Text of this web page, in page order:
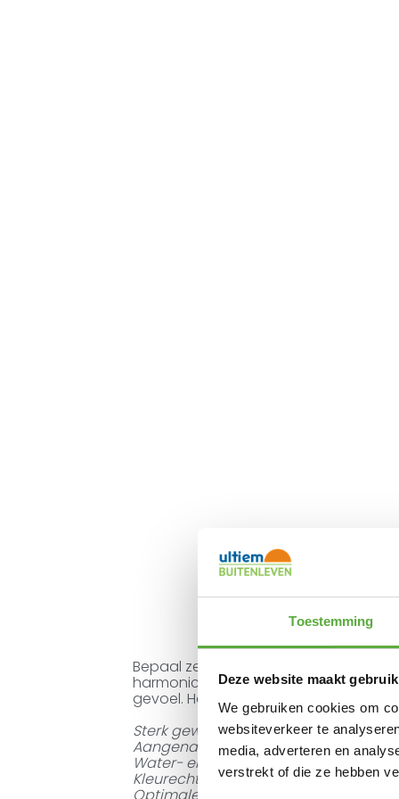
Toestemming
Deze website maakt
We gebruiken cookies om
websiteverkeer te
media, adverteren en
verstrekt of die ze hebben
Bepaal zelf eenvoudig de
harmonicadoek. De open structuur
gevoel. Het doek is kleurecht en is
Sterk geweven HDPE 285 g/m2.
Aangenaam, ruimtelijk gevoel.
Water- en winddoorlatend.
Kleurecht.
Optimale bescherming tegen